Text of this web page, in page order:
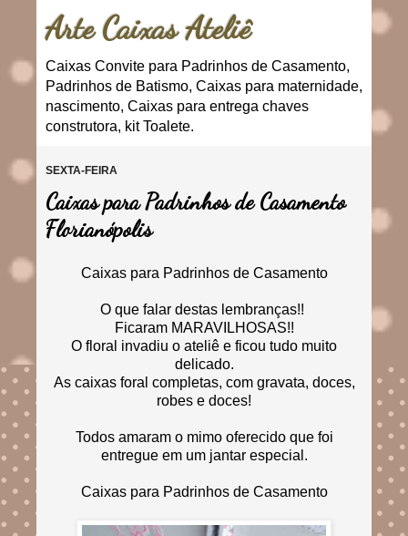
Arte Caixas Ateliê
Caixas Convite para Padrinhos de Casamento,
Padrinhos de Batismo, Caixas para maternidade,
nascimento, Caixas para entrega chaves
construtora, kit Toalete.
SEXTA-FEIRA
Caixas para Padrinhos de Casamento
Florianópolis
Caixas para Padrinhos de Casamento
O que falar destas lembranças!!
Ficaram MARAVILHOSAS!!
O floral invadiu o ateliê e ficou tudo muito
delicado.
As caixas foral completas, com gravata, doces,
robes e doces!
Todos amaram o mimo oferecido que foi
entregue em um jantar especial.
Caixas para Padrinhos de Casamento